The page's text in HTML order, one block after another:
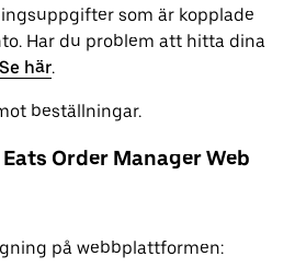
som är kopplade
Har du problem att hitta dina
Se här.
beställningar.
Order Manager Web
på webbplattformen: